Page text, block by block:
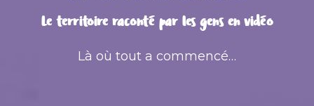
Le territoire raconté par les gens en vidéo
Là où tout a commencé…